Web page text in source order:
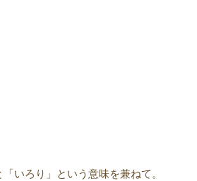
いろり」という意味を兼ねて。